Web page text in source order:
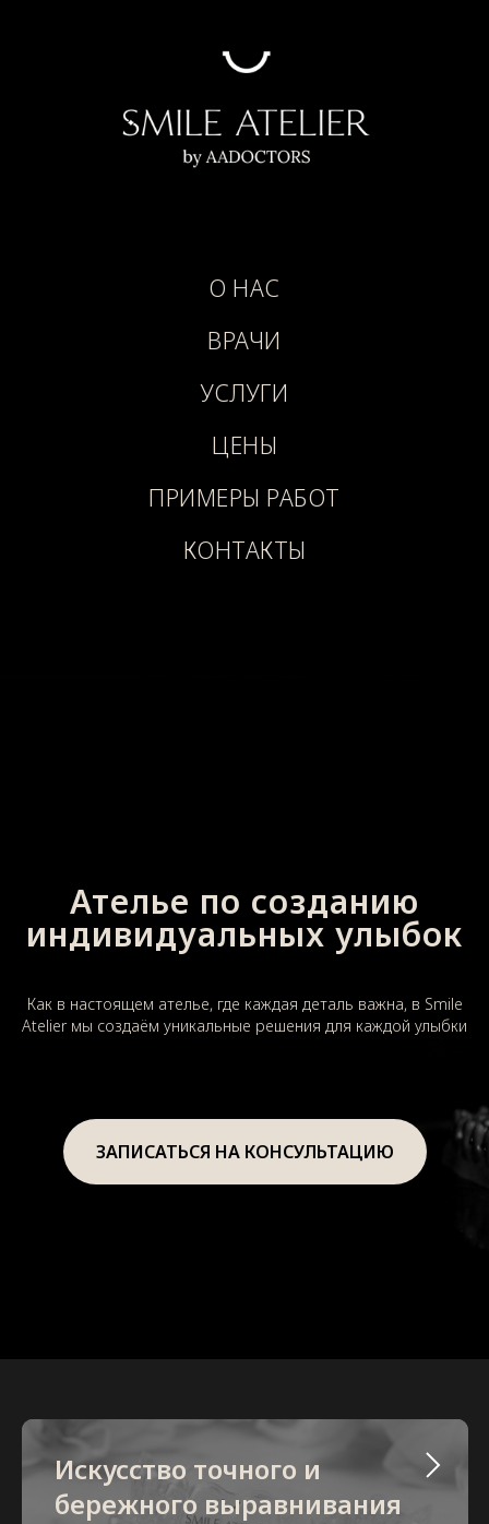
О НАС
ВРАЧИ
УСЛУГИ
ЦЕНЫ
ПРИМЕРЫ РАБОТ
КОНТАКТЫ
Ателье по созданию
индивидуальных улыбок
Как в настоящем ателье, где каждая деталь важна, в Smile
Atelier мы создаём уникальные решения для каждой улыбки
ЗАПИСАТЬСЯ НА КОНСУЛЬТАЦИЮ
Искусство точного и
бережного выравнивания